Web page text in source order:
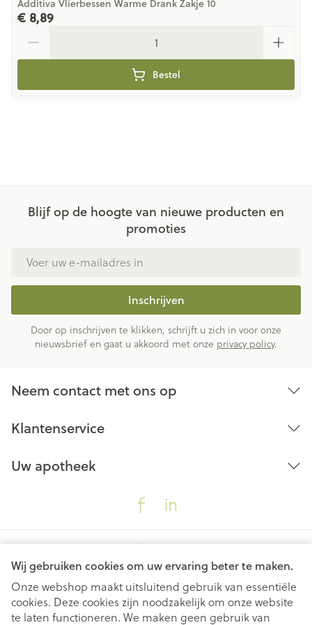
Wij gebruiken cookies om uw ervaring beter te maken.
Onze webshop maakt uitsluitend gebruik van essentiële
cookies. Deze cookies zijn noodzakelijk om onze website
te laten functioneren. We maken geen gebruik van
Additiva Vlierbessen Warme Drank Zakje 10
€ 8,89
Bestel
Blijf op de hoogte van nieuwe producten en
promoties
Inschrijven
Door op inschrijven te klikken, schrijft u zich in voor onze
nieuwsbrief en gaat u akkoord met onze privacy policy.
Neem contact met ons op
Klantenservice
Uw apotheek
Juridische links